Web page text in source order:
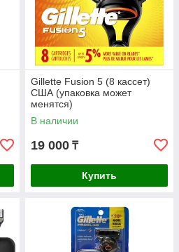
Gillette Fusion 5 (8 кассет)
США (упаковка может
менятся)
В наличии
19 000 ₸
Купить